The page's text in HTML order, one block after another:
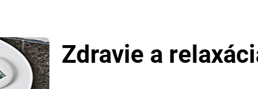
Zdravie a